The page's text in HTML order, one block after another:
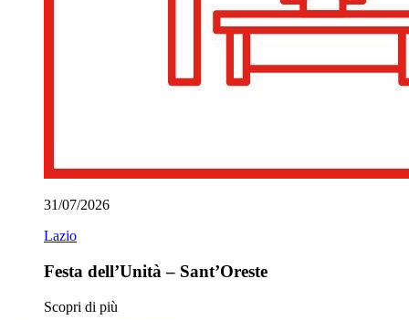
31/07/2026
Lazio
Festa dell’Unità – Sant’Oreste
Scopri di più